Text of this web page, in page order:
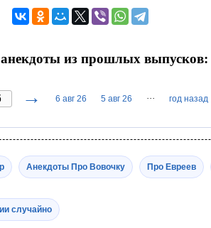
из прошлых выпусков:
→ 6 авг 26 5 авг 26 ··· год назад
Анекдоты Про Вовочку Про Евреев
случайно